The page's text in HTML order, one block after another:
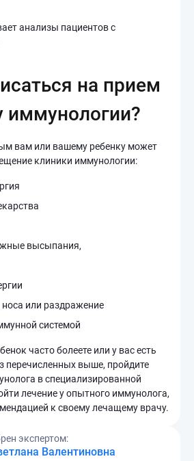
на прием
иммунологии?
вам или вашему ребенку может
клиники иммунологии:
высыпания,
или раздражение
системой
часто болеете или у вас есть
перечисленных выше, пройдите
в специализированной
лечение у опытного иммунолога,
к своему лечащему врачу.
экспертом:
Валентиновна